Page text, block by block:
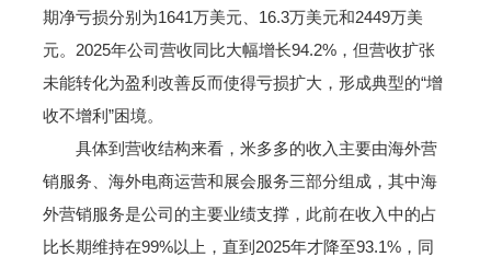
期净亏损分别为1641万美元、16.3万美元和2449万美
元。2025年公司营收同比大幅增长94.2%，但营收扩张
未能转化为盈利改善反而使得亏损扩大，形成典型的“增
收不增利”困境。
具体到营收结构来看，米多多的收入主要由海外营
销服务、海外电商运营和展会服务三部分组成，其中海
外营销服务是公司的主要业绩支撑，此前在收入中的占
比长期维持在99%以上，直到2025年才降至93.1%，同